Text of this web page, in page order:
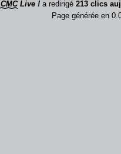
CMCLive !a redirigé 213 clics
Page générée en